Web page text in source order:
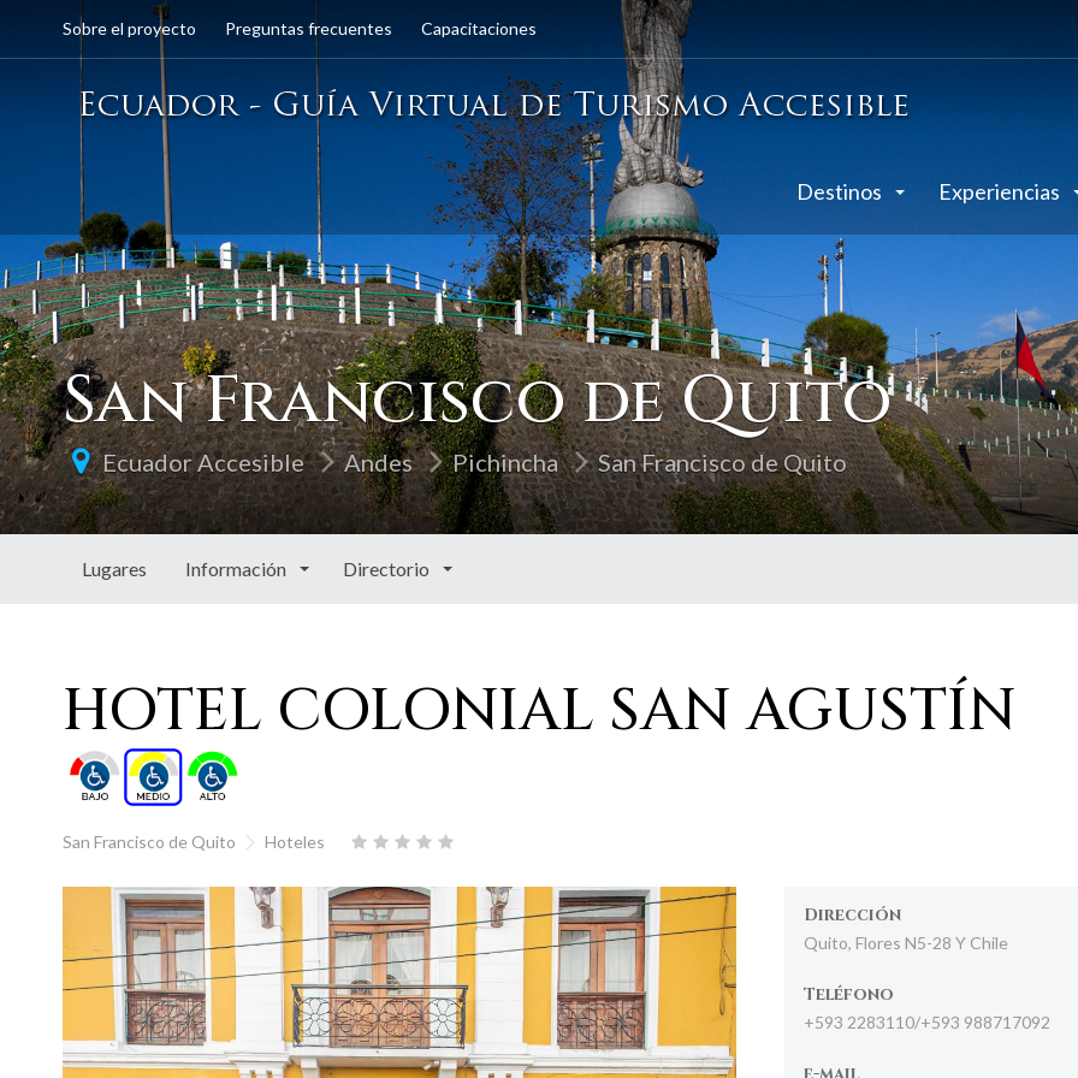
Sobre el proyecto Preguntas frecuentes Capacitaciones
Destinos Experiencias
San Francisco de Quito
Ecuador Accesible Andes Pichincha San Francisco de Quito
Lugares Información Directorio
HOTEL COLONIAL SAN AGUSTÍN
San Francisco de Quito Hoteles
Dirección
Quito, Flores N5-28 Y Chile
Teléfono
+593 2283110/+593 988717092
e-mail